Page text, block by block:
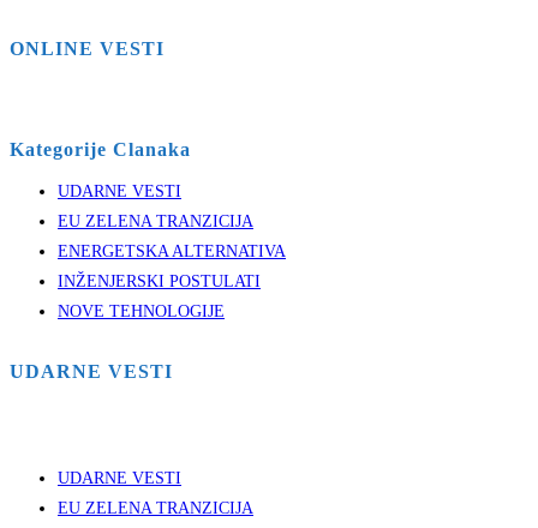
ONLINE VESTI
Kategorije Clanaka
UDARNE VESTI
EU ZELENA TRANZICIJA
ENERGETSKA ALTERNATIVA
INŽENJERSKI POSTULATI
NOVE TEHNOLOGIJE
UDARNE VESTI
UDARNE VESTI
EU ZELENA TRANZICIJA